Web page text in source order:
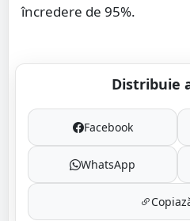
încredere de 95%.
Distribuie
Facebook
WhatsApp